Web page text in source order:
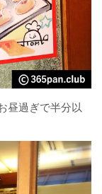
昼過ぎで半分以